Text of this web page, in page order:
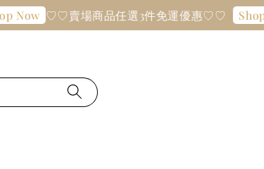
♡♡賣場商品任選3件免運優惠♡♡ Shop Now